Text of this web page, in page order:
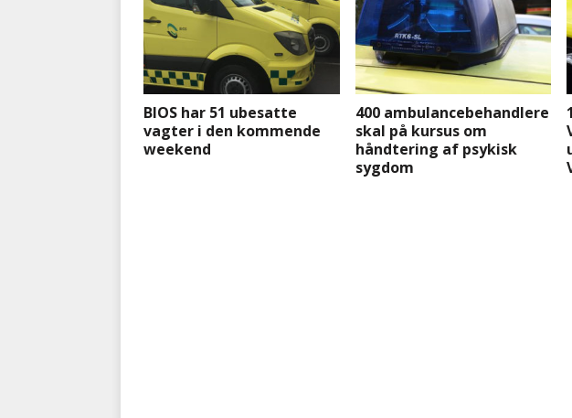
BIOS har 51 ubesatte
vagter i den kommende
weekend
400 ambulancebehandlere
skal på kursus om
håndtering af psykisk
sygdom